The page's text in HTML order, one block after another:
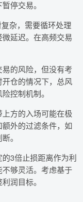
停交易。
杂，需要循环处理
延迟。在高频交易
的风险，但没有考
仓的情况下，总风
控制机制。
方的入场可能在极
外的过滤条件，如
。
3倍止损距离作为利
够灵活。考虑基于
润目标。